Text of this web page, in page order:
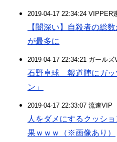
2019-04-17 22:34:24 VIPPER
【闇深い】自殺者の総
が最多に
2019-04-17 22:34:21 ガールズ
石野卓球 報道陣にガッ
ン」
2019-04-17 22:33:07 流速VIP
人をダメにするクッシ
果ｗｗｗ（※画像あり）